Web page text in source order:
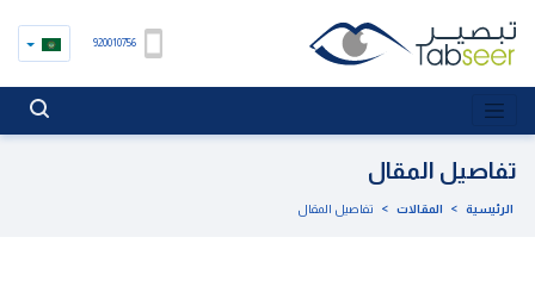
920010756
تفاصيل المقال
الرئيسية > المقالات > تفاصيل المقال